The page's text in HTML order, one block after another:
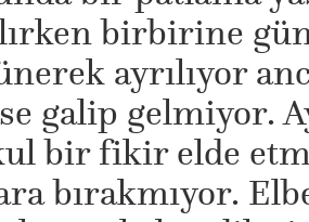
birbirine
ayrılıyor
galip gelmiyor.
bir fikir elde
bırakmıyor.